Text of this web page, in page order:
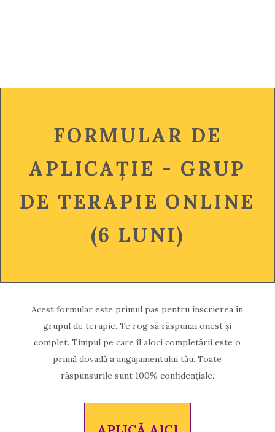
FORMULAR DE
APLICAȚIE - GRUP
DE TERAPIE ONLINE
(6 LUNI)
Acest formular este primul pas pentru înscrierea în
grupul de terapie. Te rog să răspunzi onest și
complet. Timpul pe care îl aloci completării este o
primă dovadă a angajamentului tău. Toate
răspunsurile sunt 100% confidențiale.